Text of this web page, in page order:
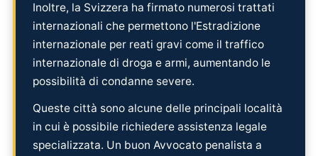
Inoltre, la Svizzera ha firmato numerosi trattati
internazionali che permettono l'Estradizione
internazionale per reati gravi come il traffico
internazionale di droga e armi, aumentando le
possibilità di condanne severe.
Queste città sono alcune delle principali località
in cui è possibile richiedere assistenza legale
specializzata. Un buon Avvocato penalista a